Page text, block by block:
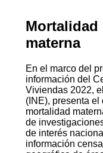
Mortalidad
materna
En el marco del
información del
Viviendas 2022,
(INE), presenta el
mortalidad
de
de interés
información